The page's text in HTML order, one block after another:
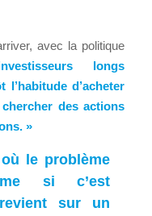
avec la politique
longs
d’acheter
des actions
»
le problème
si c’est
sur un